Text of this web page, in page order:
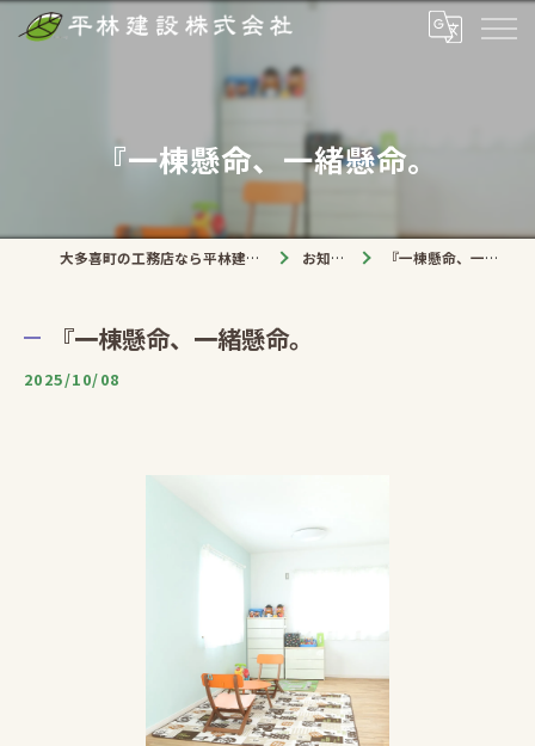
『一棟懸命、一緒懸命。
大多喜町の工務店なら平林建設株式会社 お知らせ 『一棟懸命、一緒懸命。
『一棟懸命、一緒懸命。
2025/10/08